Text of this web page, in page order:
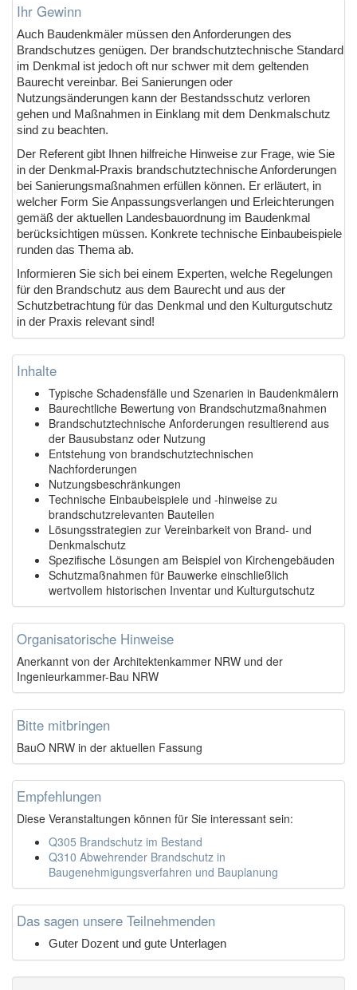
Ihr Gewinn
Auch Baudenkmäler müssen den Anforderungen des
Brandschutzes genügen. Der brandschutztechnische Standard
im Denkmal ist jedoch oft nur schwer mit dem geltenden
Baurecht vereinbar. Bei Sanierungen oder
Nutzungsänderungen kann der Bestandsschutz verloren
gehen und Maßnahmen in Einklang mit dem Denkmalschutz
sind zu beachten.
Der Referent gibt Ihnen hilfreiche Hinweise zur Frage, wie Sie
in der Denkmal-Praxis brandschutztechnische Anforderungen
bei Sanierungsmaßnahmen erfüllen können. Er erläutert, in
welcher Form Sie Anpassungsverlangen und Erleichterungen
gemäß der aktuellen Landesbauordnung im Baudenkmal
berücksichtigen müssen. Konkrete technische Einbaubeispiele
runden das Thema ab.
Informieren Sie sich bei einem Experten, welche Regelungen
für den Brandschutz aus dem Baurecht und aus der
Schutzbetrachtung für das Denkmal und den Kulturgutschutz
in der Praxis relevant sind!
Inhalte
Typische Schadensfälle und Szenarien in Baudenkmälern
Baurechtliche Bewertung von Brandschutzmaßnahmen
Brandschutztechnische Anforderungen resultierend aus
der Bausubstanz oder Nutzung
Entstehung von brandschutztechnischen
Nachforderungen
Nutzungsbeschränkungen
Technische Einbaubeispiele und -hinweise zu
brandschutzrelevanten Bauteilen
Lösungsstrategien zur Vereinbarkeit von Brand- und
Denkmalschutz
Spezifische Lösungen am Beispiel von Kirchengebäuden
Schutzmaßnahmen für Bauwerke einschließlich
wertvollem historischen Inventar und Kulturgutschutz
Organisatorische Hinweise
Anerkannt von der Architektenkammer NRW und der
Ingenieurkammer-Bau NRW
Bitte mitbringen
BauO NRW in der aktuellen Fassung
Empfehlungen
Diese Veranstaltungen können für Sie interessant sein:
Q305 Brandschutz im Bestand
Q310 Abwehrender Brandschutz in
Baugenehmigungsverfahren und Bauplanung
Das sagen unsere Teilnehmenden
Guter Dozent und gute Unterlagen